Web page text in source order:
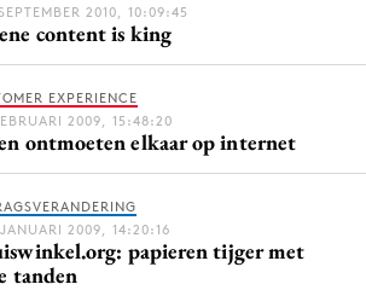
2010, 10:09:45
content is king
EXPERIENCE
2009, 15:48:20
ontmoeten elkaar op internet
2009, 14:20:16
papieren tijger met
tanden